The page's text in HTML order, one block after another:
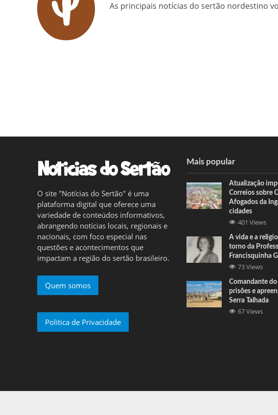
As principais notícias do sertão nordestino
O site "Notícias do Sertão" é uma
plataforma digital que oferece uma
variedade de conteúdos informativos,
abrangendo notícias locais, regionais e
nacionais, com foco especial nas
questões e acontecimentos que
impactam a região do sertão brasileiro.
Quem somos
Politica de Privacidade
Mais popular
Atualização
Correios sobre
Afogados da
cidades
401 Views
A vida e a
torno da
Francisquinha
73 Views
Comandante
prisões e
Serra Talhada
67 Views